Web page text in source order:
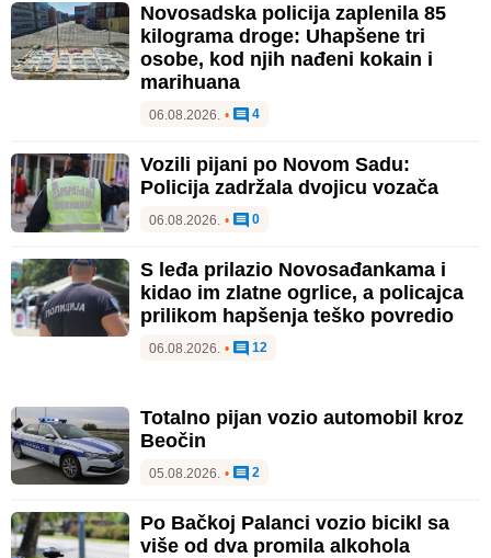
Novosadska policija zaplenila 85
kilograma droge: Uhapšene tri
osobe, kod njih nađeni kokain i
marihuana
06.08.2026. • 4
Vozili pijani po Novom Sadu:
Policija zadržala dvojicu vozača
06.08.2026. • 0
S leđa prilazio Novosađankama i
kidao im zlatne ogrlice, a policajca
prilikom hapšenja teško povredio
06.08.2026. • 12
Totalno pijan vozio automobil kroz
Beočin
05.08.2026. • 2
Po Bačkoj Palanci vozio bicikl sa
više od dva promila alkohola